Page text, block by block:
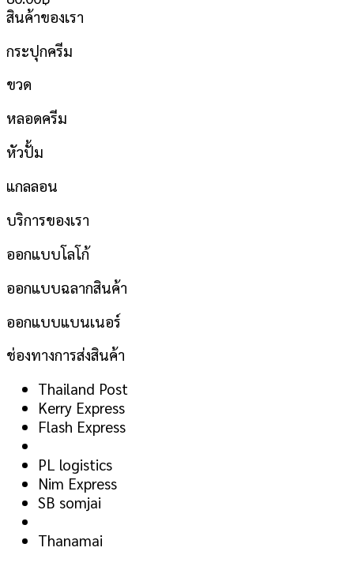
สินค้าของเรา
กระปุกครีม
ขวด
หลอดครีม
หัวปั้ม
แกลลอน
บริการของเรา
ออกแบบโลโก้
ออกแบบฉลากสินค้า
ออกแบบแบนเนอร์
ช่องทางการส่งสินค้า
Thailand Post
Kerry Express
Flash Express
PL logistics
Nim Express
SB somjai
Thanamai